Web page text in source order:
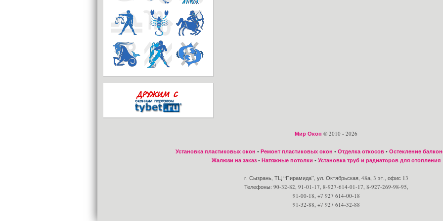
Мир Окон ® 2010 - 2026
Установка пластиковых окон • Ремонт пластиковых окон • Отделка откосов• Остекление
Жалюзи на заказ • Натяжные потолки • Установка труб и радиаторов для отопления
г. Сызрань, ТЦ “Пирамида”, ул. Октябрьская, 48а, 3 эт., офис 13
Телефоны: 90-32-82, 91-01-17, 8-927-614-01-17, 8-927-269-98-95,
91-00-18, +7 927 614-00-18
91-32-88, +7 927 614-32-88